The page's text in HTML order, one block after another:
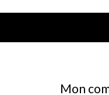
Mon